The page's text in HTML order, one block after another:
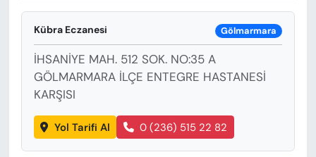
Kübra Eczanesi Gölmarmara
İHSANİYE MAH. 512 SOK. NO:35 A
GÖLMARMARA İLÇE ENTEGRE HASTANESİ
KARŞISI
Yol Tarifi Al 0 (236) 515 22 82
SAĞLIK
SPOR
KÜLTÜR-SANAT
MAGAZİN